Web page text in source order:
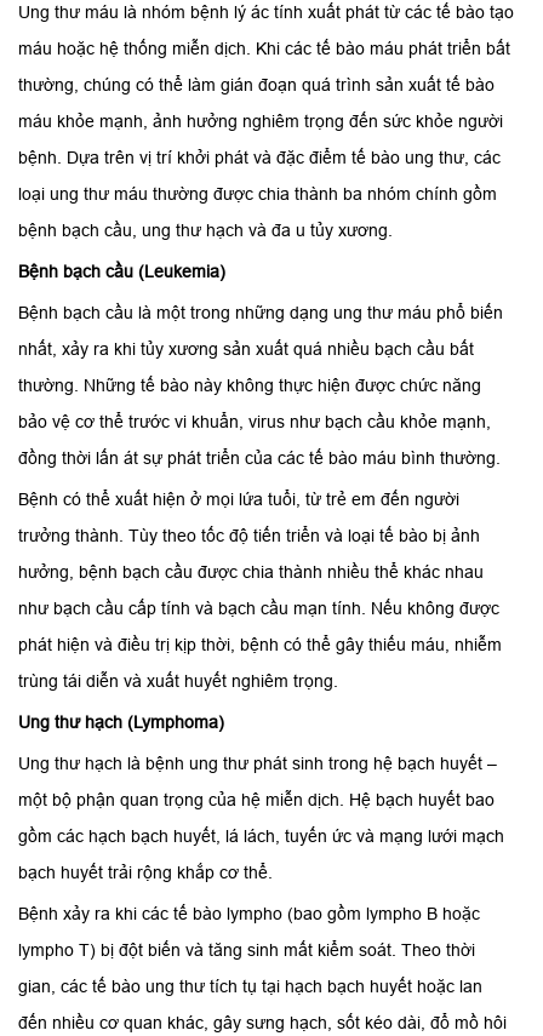
Ung thư máu là nhóm bệnh lý ác tính xuất phát từ các tế bào tạo
máu hoặc hệ thống miễn dịch. Khi các tế bào máu phát triển bất
thường, chúng có thể làm gián đoạn quá trình sản xuất tế bào
máu khỏe mạnh, ảnh hưởng nghiêm trọng đến sức khỏe người
bệnh. Dựa trên vị trí khởi phát và đặc điểm tế bào ung thư, các
loại ung thư máu thường được chia thành ba nhóm chính gồm
bệnh bạch cầu, ung thư hạch và đa u tủy xương.
Bệnh bạch cầu (Leukemia)
Bệnh bạch cầu là một trong những dạng ung thư máu phổ biến
nhất, xảy ra khi tủy xương sản xuất quá nhiều bạch cầu bất
thường. Những tế bào này không thực hiện được chức năng
bảo vệ cơ thể trước vi khuẩn, virus như bạch cầu khỏe mạnh,
đồng thời lấn át sự phát triển của các tế bào máu bình thường.
Bệnh có thể xuất hiện ở mọi lứa tuổi, từ trẻ em đến người
trưởng thành. Tùy theo tốc độ tiến triển và loại tế bào bị ảnh
hưởng, bệnh bạch cầu được chia thành nhiều thể khác nhau
như bạch cầu cấp tính và bạch cầu mạn tính. Nếu không được
phát hiện và điều trị kịp thời, bệnh có thể gây thiếu máu, nhiễm
trùng tái diễn và xuất huyết nghiêm trọng.
Ung thư hạch (Lymphoma)
Ung thư hạch là bệnh ung thư phát sinh trong hệ bạch huyết –
một bộ phận quan trọng của hệ miễn dịch. Hệ bạch huyết bao
gồm các hạch bạch huyết, lá lách, tuyến ức và mạng lưới mạch
bạch huyết trải rộng khắp cơ thể.
Bệnh xảy ra khi các tế bào lympho (bao gồm lympho B hoặc
lympho T) bị đột biến và tăng sinh mất kiểm soát. Theo thời
gian, các tế bào ung thư tích tụ tại hạch bạch huyết hoặc lan
đến nhiều cơ quan khác, gây sưng hạch, sốt kéo dài, đổ mồ hôi